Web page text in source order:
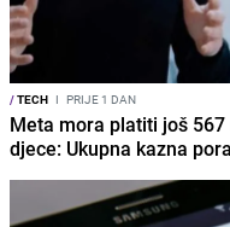
/TECH I PRIJE 1 DAN
Meta mora platiti još
djece: Ukupna kazna